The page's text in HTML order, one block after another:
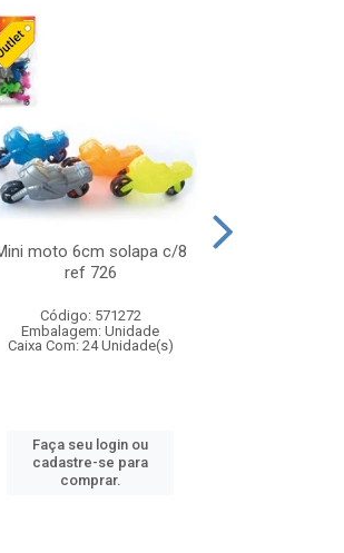
moto 6cm solapa c/8
ref 726
Código: 571272
Embalagem: Unidade
Caixa Com: 24 Unidade(s)
Faça seu login ou
cadastre-se para
comprar.